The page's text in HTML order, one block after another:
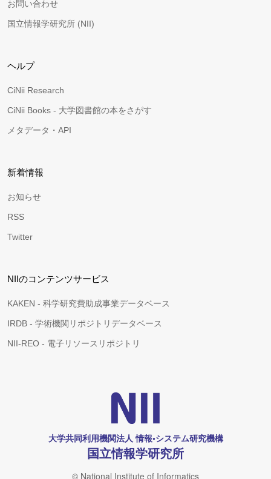
お問い合わせ
国立情報学研究所 (NII)
ヘルプ
CiNii Research
CiNii Books - 大学図書館の本をさがす
メタデータ・API
新着情報
お知らせ
RSS
Twitter
NIIのコンテンツサービス
KAKEN - 科学研究費助成事業データベース
IRDB - 学術機関リポジトリデータベース
NII-REO - 電子リソースリポジトリ
大学共同利用機関法人 情報•システム研究機構
国立情報学研究所
© National Institute of Informatics